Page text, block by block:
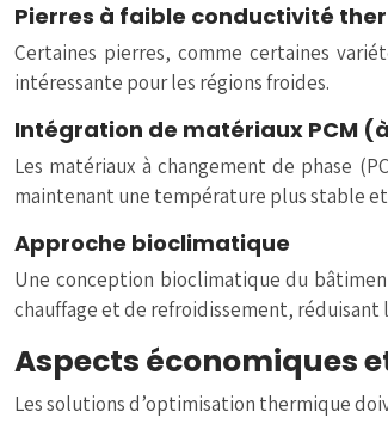
Pierres à faible conductivité
Certaines pierres, comme certaines
intéressante pour les régions froides.
Intégration de matériaux PCM
Les matériaux à changement de phase
maintenant une température plus stable
Approche bioclimatique
Une conception bioclimatique du
chauffage et de refroidissement,
Aspects économiques
Les solutions d’optimisation thermique